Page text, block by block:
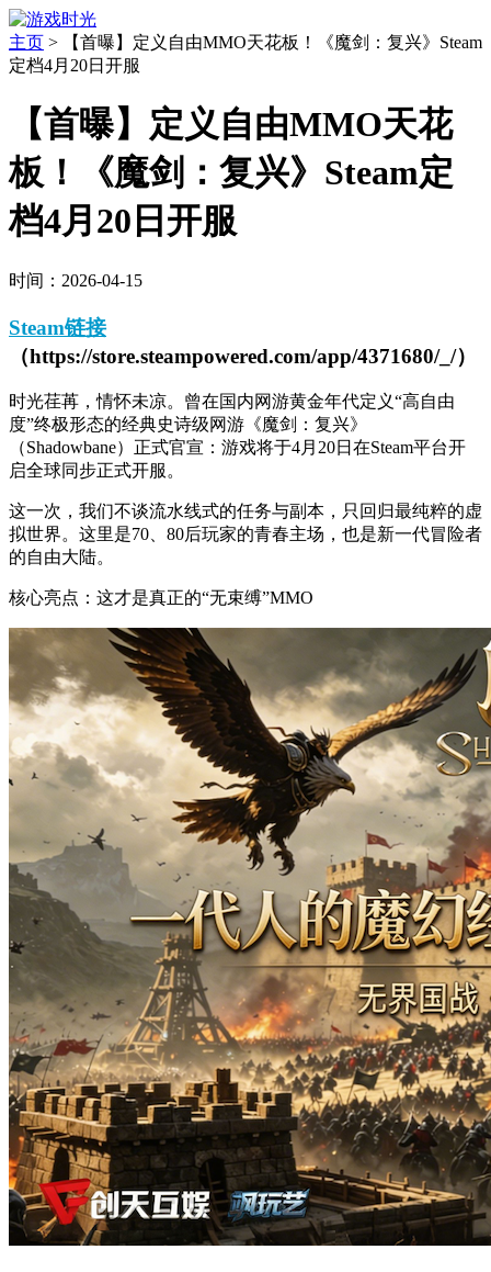
主页 >
【首曝】定义自由MMO天花板！《魔剑：复兴》Steam
定档4月20日开服
【首曝】定义自由MMO天花
板！《魔剑：复兴》Steam定
档4月20日开服
时间：2026-04-15
Steam链接
（https://store.steampowered.com/app/4371680/_/）
时光荏苒，情怀未凉。曾在国内网游黄金年代定义“高自由
度”终极形态的经典史诗级网游《魔剑：复兴》
（Shadowbane）正式官宣：游戏将于4月20日在Steam平台开
启全球同步正式开服。
这一次，我们不谈流水线式的任务与副本，只回归最纯粹的虚
拟世界。这里是70、80后玩家的青春主场，也是新一代冒险者
的自由大陆。
核心亮点：这才是真正的“无束缚”MMO